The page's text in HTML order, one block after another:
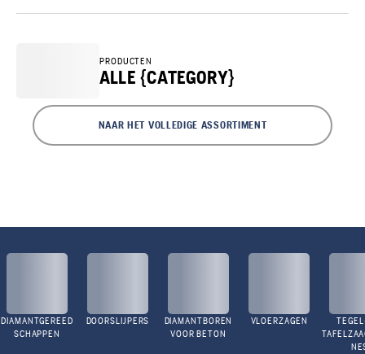
PRODUCTEN
ALLE {CATEGORY}
NAAR HET VOLLEDIGE ASSORTIMENT
DIAMANTGEREED
SCHAPPEN
DOORSLIJPERS
DIAMANTBOREN
VOOR BETON
VLOERZAGEN